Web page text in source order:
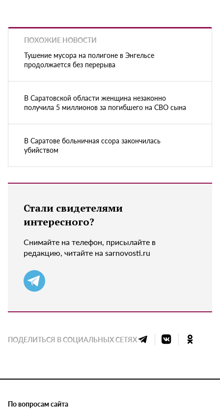
ПОХОЖИЕ НОВОСТИ
Тушение мусора на полигоне в Энгельсе
продолжается без перерыва
В Саратовской области женщина незаконно
получила 5 миллионов за погибшего на СВО сына
В Саратове больничная ссора закончилась
убийством
Стали свидетелями
интересного?
Снимайте на телефон, присылайте в
редакцию, читайте на sarnovosti.ru
ПОДЕЛИТЬСЯ В СОЦИАЛЬНЫХ СЕТЯХ
По вопросам сайта